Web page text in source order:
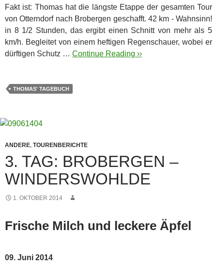
Fakt ist: Thomas hat die längste Etappe der gesamten Tour
von Otterndorf nach Brobergen geschafft. 42 km - Wahnsinn!
in 8 1/2 Stunden, das ergibt einen Schnitt von mehr als 5
km/h. Begleitet von einem heftigen Regenschauer, wobei er
dürftigen Schutz … Continue Reading ››
THOMAS' TAGEBUCH
ANDERE, TOURENBERICHTE
3. TAG: BROBERGEN –
WINDERSWOHLDE
1. OKTOBER 2014
Frische Milch und leckere Äpfel
09. Juni 2014